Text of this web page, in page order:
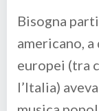
Bisogna
americano,
europei (tra
l’Italia)